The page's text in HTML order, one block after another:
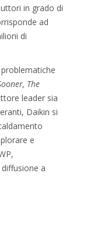
in grado di
ad
di
The
leader sia
Daikin si
e
a